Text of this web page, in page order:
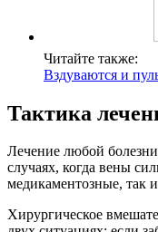
Читайте также:
Вздуваются и
Тактика
Лечение любой
случаях, когда вены
медикаментозные, так
Хирургическое